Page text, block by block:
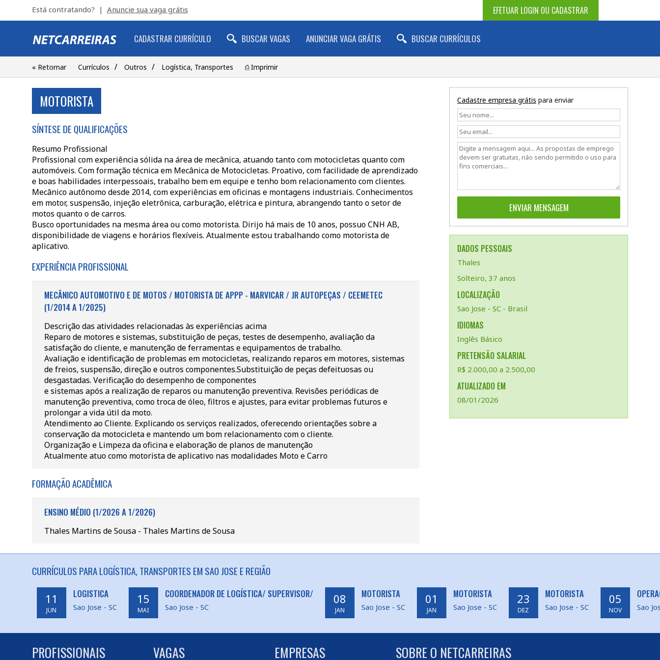
EFETUAR LOGIN OU CADASTRAR
Está contratando? | Anuncie sua vaga grátis
CADASTRAR CURRÍCULO BUSCAR VAGAS ANUNCIAR VAGA GRÁTIS BUSCAR CURRÍCULOS
« Retornar Currículos / Outros / Logística, Transportes ⎙ Imprimir
Cadastre empresa grátis para enviar
DADOS PESSOAIS
Thales
Solteiro, 37 anos
LOCALIZAÇÃO
Sao Jose - SC - Brasil
IDIOMAS
Inglês Básico
PRETENSÃO SALARIAL
R$ 2.000,00 a 2.500,00
ATUALIZADO EM
08/01/2026
MOTORISTA
SÍNTESE DE QUALIFICAÇÕES
Resumo Profissional
Profissional com experiência sólida na área de mecânica, atuando tanto com motocicletas quanto com
automóveis. Com formação técnica em Mecânica de Motocicletas. Proativo, com facilidade de aprendizado
e boas habilidades interpessoais, trabalho bem em equipe e tenho bom relacionamento com clientes.
Mecânico autônomo desde 2014, com experiências em oficinas e montagens industriais. Conhecimentos
em motor, suspensão, injeção eletrônica, carburação, elétrica e pintura, abrangendo tanto o setor de
motos quanto o de carros.
Busco oportunidades na mesma área ou como motorista. Dirijo há mais de 10 anos, possuo CNH AB,
disponibilidade de viagens e horários flexíveis. Atualmente estou trabalhando como motorista de
aplicativo.
EXPERIÊNCIA PROFISSIONAL
MECÂNICO AUTOMOTIVO E DE MOTOS / MOTORISTA DE APPP - MARVICAR / JR AUTOPEÇAS / CEEMETEC
(1/2014 A 1/2025)
Descrição das atividades relacionadas às experiências acima
Reparo de motores e sistemas, substituição de peças, testes de desempenho, avaliação da
satisfação do cliente, e manutenção de ferramentas e equipamentos de trabalho.
Avaliação e identificação de problemas em motocicletas, realizando reparos em motores, sistemas
de freios, suspensão, direção e outros componentes.Substituição de peças defeituosas ou
desgastadas. Verificação do desempenho de componentes
e sistemas após a realização de reparos ou manutenção preventiva. Revisões periódicas de
manutenção preventiva, como troca de óleo, filtros e ajustes, para evitar problemas futuros e
prolongar a vida útil da moto.
Atendimento ao Cliente. Explicando os serviços realizados, oferecendo orientações sobre a
conservação da motocicleta e mantendo um bom relacionamento com o cliente.
Organização e Limpeza da oficina e elaboração de planos de manutenção
Atualmente atuo como motorista de aplicativo nas modalidades Moto e Carro
FORMAÇÃO ACADÊMICA
ENSINO MÉDIO (1/2026 A 1/2026)
Thales Martins de Sousa - Thales Martins de Sousa
CURRÍCULOS PARA LOGÍSTICA, TRANSPORTES EM SAO JOSE E REGIÃO
11
JUN
LOGISTICA
Sao Jose - SC
15
MAI
COORDENADOR DE LOGÍSTICA/ SUPERVISOR/
Sao Jose - SC
08
JAN
MOTORISTA
Sao Jose - SC
01
JAN
MOTORISTA
Sao Jose - SC
23
DEZ
MOTORISTA
Sao Jose - SC
05
NOV Sao
PROFISSIONAIS VAGAS EMPRESAS SOBRE O NETCARREIRAS